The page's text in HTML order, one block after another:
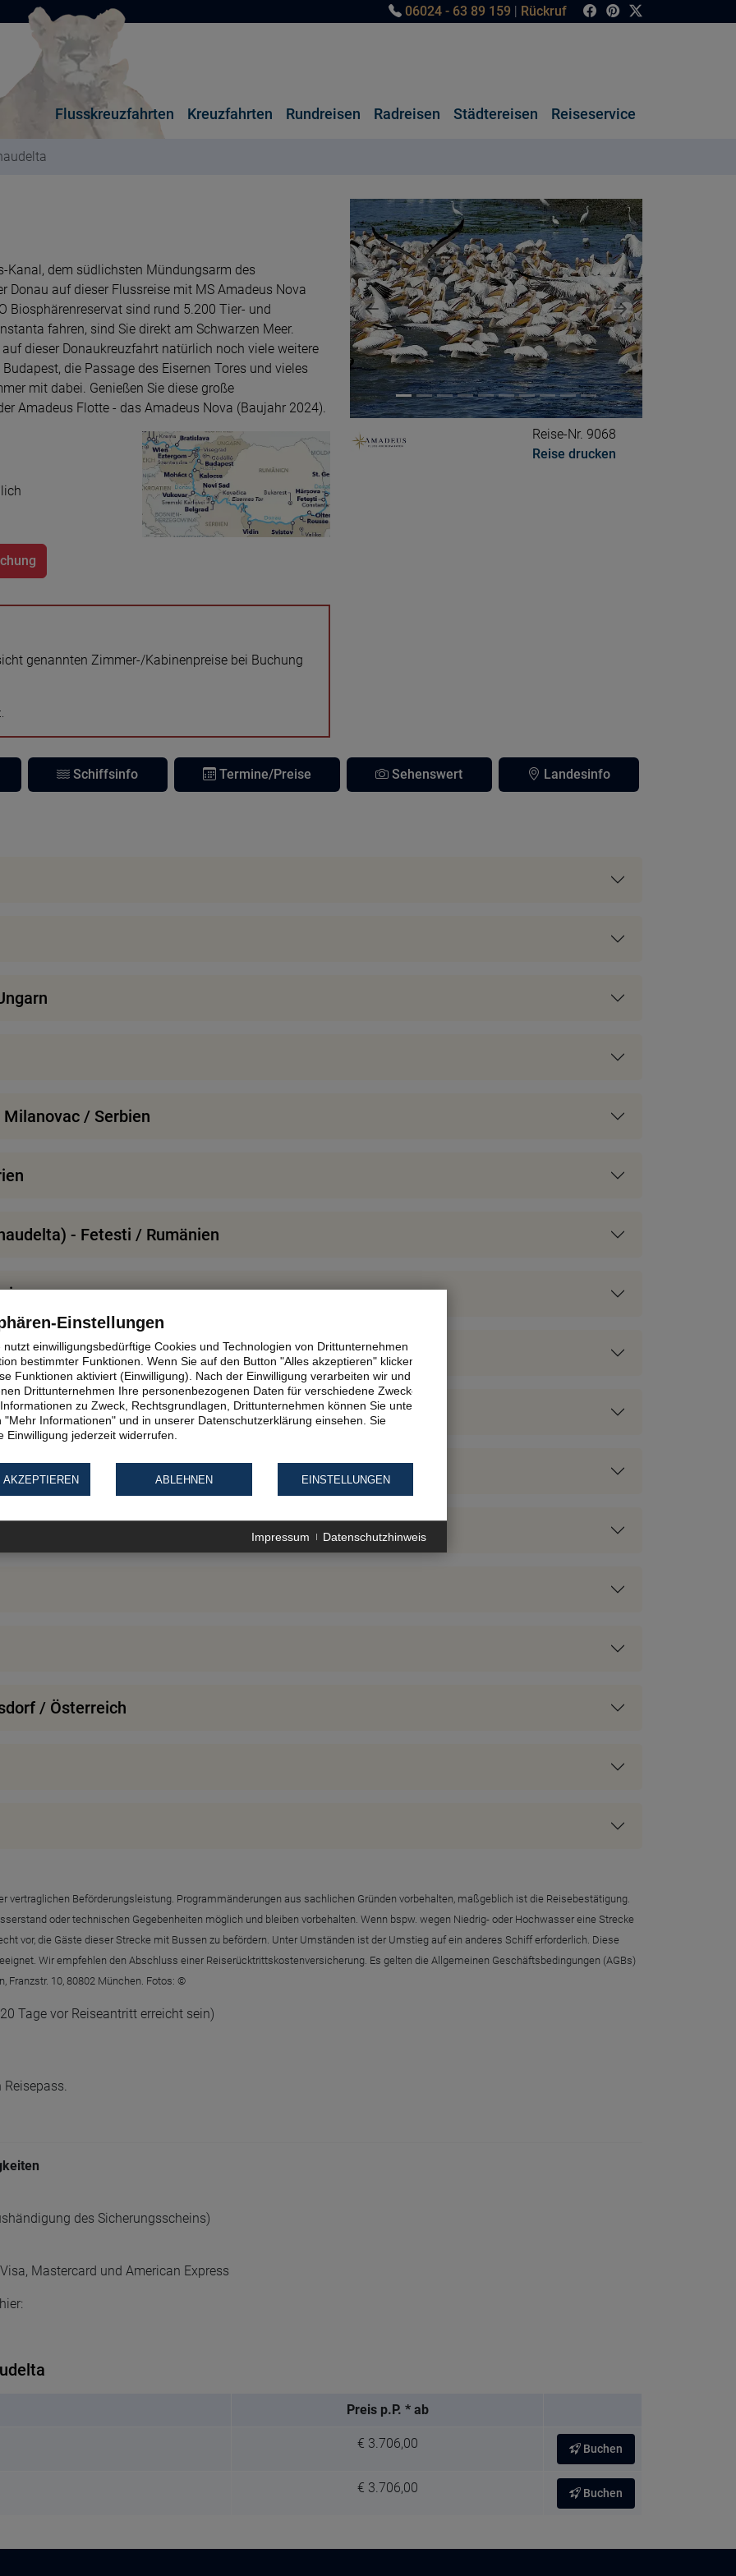
06024 - 63 89 159 | Rückruf
Flusskreuzfahrten Kreuzfahrten Rundreisen Radreisen Städtereisen Reiseservice
Vorheriges Bild Nächstes Bild
Reise-Nr. 9068
Reise drucken
Kanal, dem südlichsten Mündungsarm des
Donau auf dieser Flussreise mit MS Amadeus Nova
Biosphärenreservat sind rund 5.200 Tier- und
fahren, sind Sie direkt am Schwarzen Meer.
dieser Donaukreuzfahrt natürlich noch viele weitere
die Passage des Eisernen Tores und vieles
mit dabei. Genießen Sie diese große
Amadeus Flotte - das Amadeus Nova (Baujahr 2024).
genannten Zimmer-/Kabinenpreise bei Buchung
Schiffsinfo Termine/Preise Sehenswert Landesinfo
/ Serbien
- Fetesti / Rumänien
Tor
/ Kroatien
/ Österreich
vertraglichen Beförderungsleistung. Programmänderungen aus sachlichen Gründen vorbehalten, maßgeblich ist die Reisebestätigung.
oder technischen Gegebenheiten möglich und bleiben vorbehalten. Wenn bspw. wegen Niedrig- oder Hochwasser eine Strecke
vor, die Gäste dieser Strecke mit Bussen zu befördern. Unter Umständen ist der Umstieg auf ein anderes Schiff erforderlich. Diese
Wir empfehlen den Abschluss einer Reiserücktrittskostenversicherung. Es gelten die Allgemeinen Geschäftsbedingungen (AGBs)
Franzstr. 10, 80802 München. Fotos: ©
Tage vor Reiseantritt erreicht sein)
des Sicherungsscheins)
Mastercard und American Express
Preis p.P. * ab
€ 3.706,00 Buchen
€ 3.706,00 Buchen
Einstellungen
nutzt einwilligungsbedürftige Cookies und Technologien von Drittunternehmen
bestimmter Funktionen. Wenn Sie auf den Button "Alles akzeptieren" klicken,
Funktionen aktiviert (Einwilligung). Nach der Einwilligung verarbeiten wir und
Drittunternehmen Ihre personenbezogenen Daten für verschiedene Zwecke.
zu Zweck, Rechtsgrundlagen, Drittunternehmen können Sie unter
"Mehr Informationen" und in unserer Datenschutzerklärung einsehen. Sie
Einwilligung jederzeit widerrufen.
AKZEPTIEREN ABLEHNEN EINSTELLUNGEN
Impressum Datenschutzhinweis